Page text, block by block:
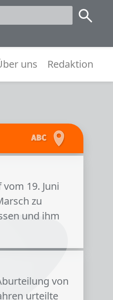
uns Redaktion
19. Juni
zu
und ihm
von
urteilte